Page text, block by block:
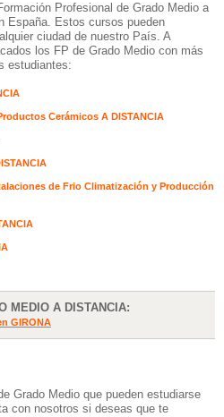
Profesional de Grado Medio a
España. Estos cursos pueden
ciudad de nuestro País. A
los FP de Grado Medio con más
estudiantes:
Cerámicos A DISTANCIA
de Frio Climatización y Producción
MEDIO A DISTANCIA:
GIRONA
Grado Medio que pueden estudiarse
con nosotros si deseas que te